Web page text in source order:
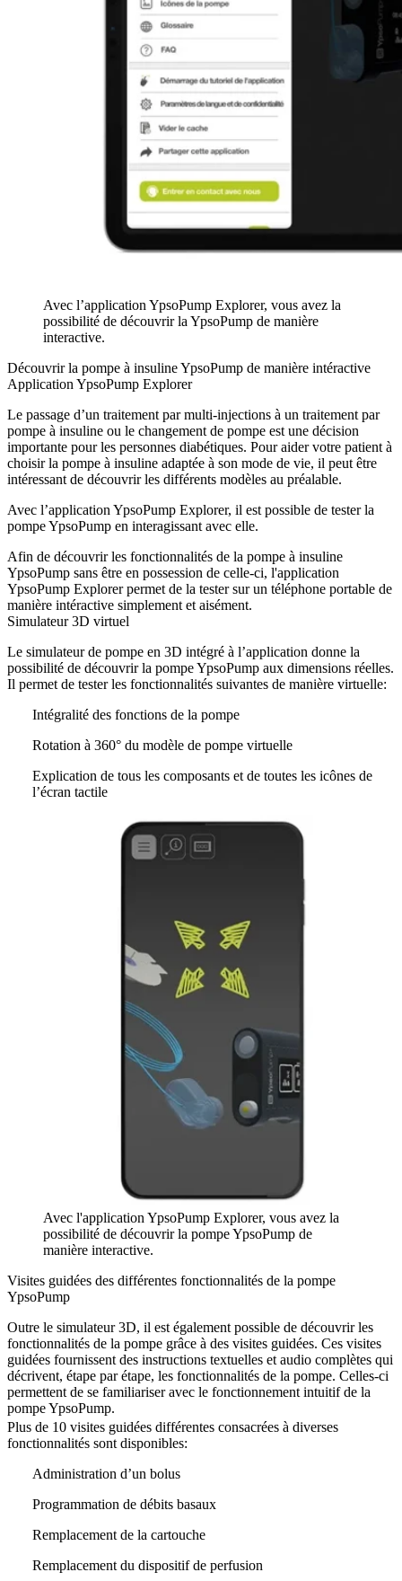
Avec l’application YpsoPump Explorer, vous avez la
possibilité de découvrir la YpsoPump de manière
interactive.
Découvrir la pompe à insuline YpsoPump de manière intéractive
Application YpsoPump Explorer
Le passage d’un traitement par multi-injections à un traitement par
pompe à insuline ou le changement de pompe est une décision
importante pour les personnes diabétiques. Pour aider votre patient à
choisir la pompe à insuline adaptée à son mode de vie, il peut être
intéressant de découvrir les différents modèles au préalable.
Avec l’application YpsoPump Explorer, il est possible de tester la
pompe YpsoPump en interagissant avec elle.
Afin de découvrir les fonctionnalités de la pompe à insuline
YpsoPump sans être en possession de celle-ci, l'application
YpsoPump Explorer permet de la tester sur un téléphone portable de
manière intéractive simplement et aisément.
Simulateur 3D virtuel
Le simulateur de pompe en 3D intégré à l’application donne la
possibilité de découvrir la pompe YpsoPump aux dimensions réelles.
Il permet de tester les fonctionnalités suivantes de manière virtuelle:
Intégralité des fonctions de la pompe
Rotation à 360° du modèle de pompe virtuelle
Explication de tous les composants et de toutes les icônes de
l’écran tactile
Avec l'application YpsoPump Explorer, vous avez la
possibilité de découvrir la pompe YpsoPump de
manière interactive.
Visites guidées des différentes fonctionnalités de la pompe
YpsoPump
Outre le simulateur 3D, il est également possible de découvrir les
fonctionnalités de la pompe grâce à des visites guidées. Ces visites
guidées fournissent des instructions textuelles et audio complètes qui
décrivent, étape par étape, les fonctionnalités de la pompe. Celles-ci
permettent de se familiariser avec le fonctionnement intuitif de la
pompe YpsoPump.
Plus de 10 visites guidées différentes consacrées à diverses
fonctionnalités sont disponibles:
Administration d’un bolus
Programmation de débits basaux
Remplacement de la cartouche
Remplacement du dispositif de perfusion